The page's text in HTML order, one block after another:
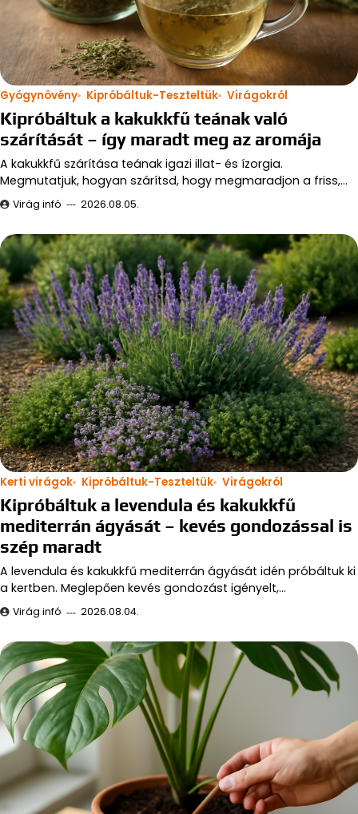
Gyógynövény Kipróbáltuk-Teszteltük Virágokról
Kipróbáltuk a kakukkfű teának való
szárítását – így maradt meg az aromája
A kakukkfű szárítása teának igazi illat- és ízorgia.
Megmutatjuk, hogyan szárítsd, hogy megmaradjon a friss,…
Virág infó 2026.08.05.
Kerti virágok Kipróbáltuk-Teszteltük Virágokról
Kipróbáltuk a levendula és kakukkfű
mediterrán ágyását – kevés gondozással is
szép maradt
A levendula és kakukkfű mediterrán ágyását idén próbáltuk ki
a kertben. Meglepően kevés gondozást igényelt,…
Virág infó 2026.08.04.